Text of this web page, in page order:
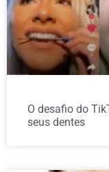
O desafio do
seus dentes